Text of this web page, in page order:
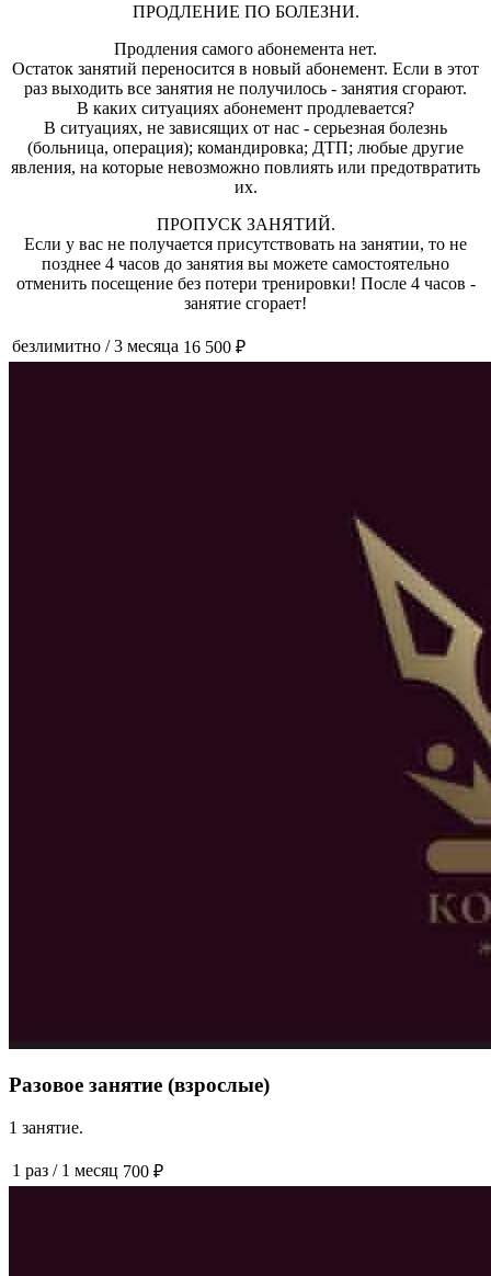
ПРОДЛЕНИЕ ПО БОЛЕЗНИ.
Продления самого абонемента нет.
Остаток занятий переносится в новый абонемент. Если в этот
раз выходить все занятия не получилось - занятия сгорают.
В каких ситуациях абонемент продлевается?
В ситуациях, не зависящих от нас - серьезная болезнь
(больница, операция); командировка; ДТП; любые другие
явления, на которые невозможно повлиять или предотвратить
их.
ПРОПУСК ЗАНЯТИЙ.
Если у вас не получается присутствовать на занятии, то не
позднее 4 часов до занятия вы можете самостоятельно
отменить посещение без потери тренировки! После 4 часов -
занятие сгорает!
безлимитно /3 месяца 16 500 ₽
Разовое занятие (взрослые)
1 занятие.
1 раз / 1 месяц 700 ₽